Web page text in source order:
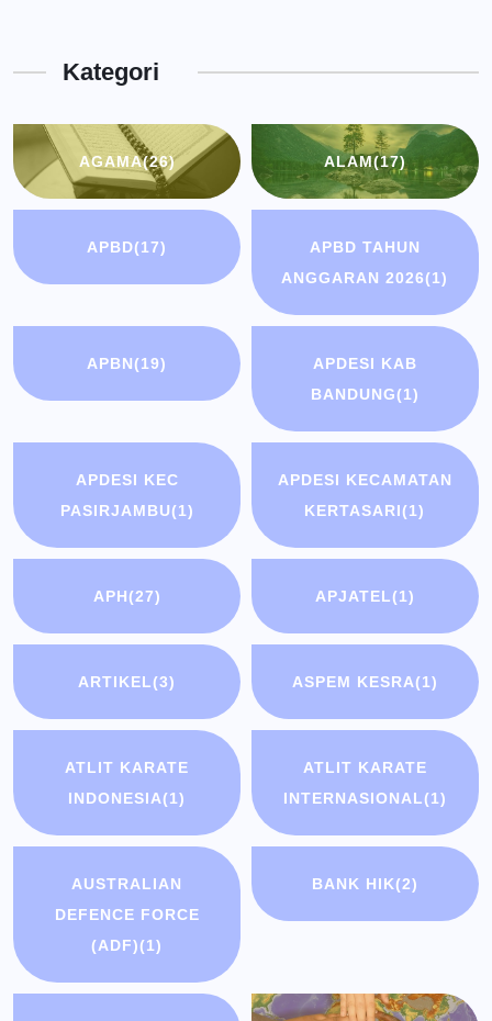
BandungKategori
AGAMA(26) ALAM(17)
APBD(17)
APBD TAHUN
ANGGARAN 2026(1)
APBN(19)
APDESI KAB
BANDUNG(1)
APDESI KEC
PASIRJAMBU(1)
APDESI KECAMATAN
KERTASARI(1)
APH(27) APJATEL(1)
ARTIKEL(3) ASPEM KESRA(1)
ATLIT KARATE
INDONESIA(1)
ATLIT KARATE
INTERNASIONAL(1)
AUSTRALIAN
DEFENCE FORCE
(ADF)(1)
BANK HIK(2)